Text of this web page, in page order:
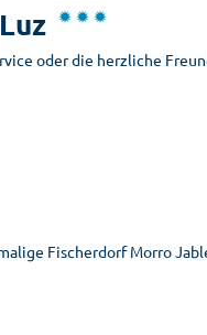
oder die herzliche
Fischerdorf Morro